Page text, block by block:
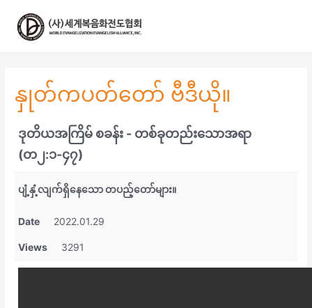
နှုတ်ကပတ်တော် ဗီဒီယို။
ဒုတိယအကြိမ် စခန်း - တစ်ခုတည်းသောအရာ
(တ၂:၁-၄၇)
ပျံ့နှံ့လျက်ရှိနေသော တပည့်တော်များ။
Date 2022.01.29
Views 3291